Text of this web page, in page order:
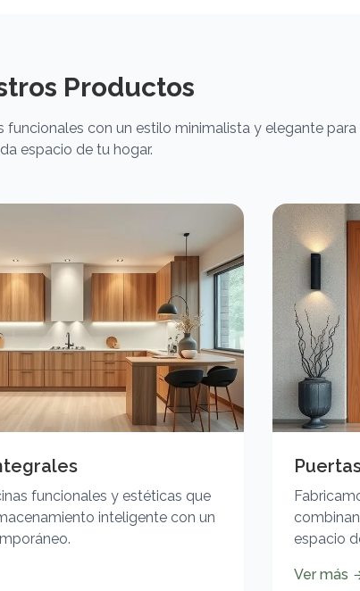
Productos
con un estilo minimalista y elegante para
espacio de tu hogar.
funcionales y estéticas que
inteligente con un
espacio
Ver más